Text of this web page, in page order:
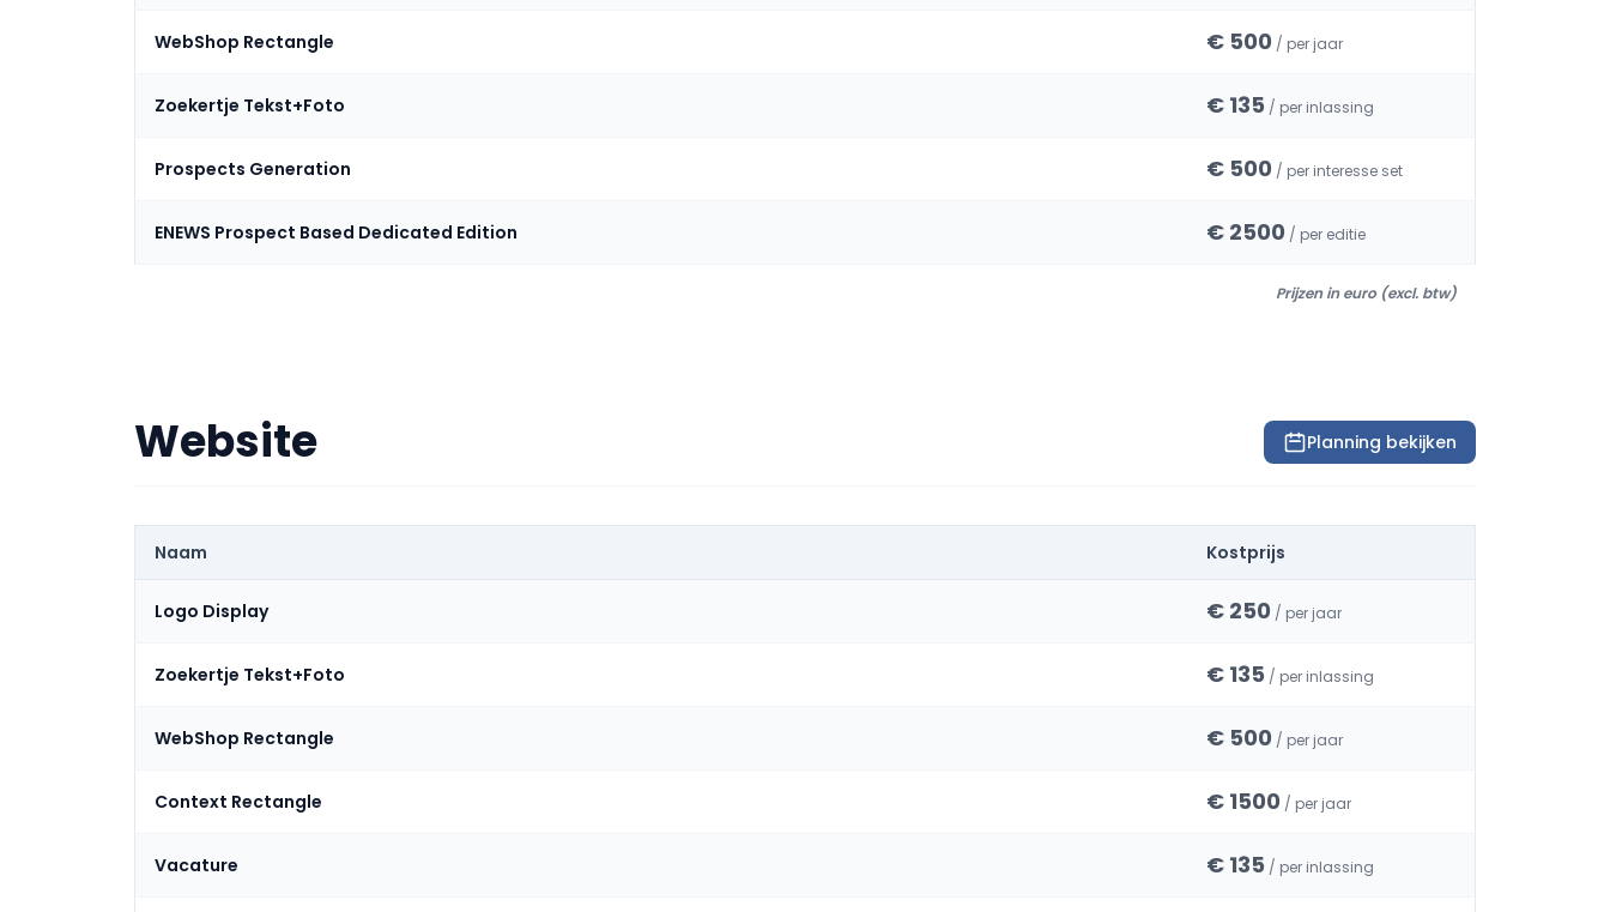
WebShop Rectangle € 500 / per jaar
Zoekertje Tekst+Foto € 135 / per inlassing
Prospects Generation € 500 / per interesse set
ENEWS Prospect Based Dedicated Edition € 2500 / per editie
Prijzen in euro (excl. btw)
Website Planning bekijken
Naam Kostprijs
Logo Display € 250 / per jaar
Zoekertje Tekst+Foto € 135 / per inlassing
WebShop Rectangle € 500 / per jaar
Context Rectangle € 1500 / per jaar
Vacature € 135 / per inlassing